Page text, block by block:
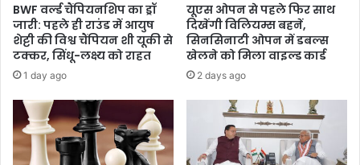
BWF वर्ल्ड चैंपियनशिप का ड्रॉ
जारी: पहले ही राउंड में आयुष
शेट्टी की विश्व चैंपियन शी यूकी से
टक्कर, सिंधू-लक्ष्य को राहत
1 day ago
यूएस ओपन से पहले फिर साथ
दिखेंगी विलियम्स बहनें,
सिनसिनाटी ओपन में डबल्स
खेलने को मिला वाइल्ड कार्ड
2 days ago